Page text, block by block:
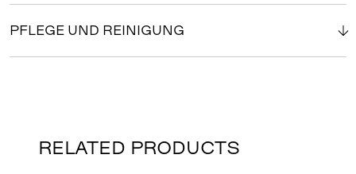
PFLEGE UND REINIGUNG
RELATED PRODUCTS